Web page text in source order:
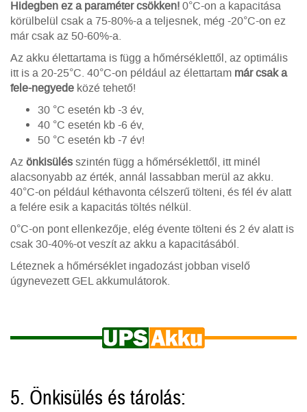
Hidegben ez a paraméter csökken!0°C-on a kapacitása
körülbelül csak a 75-80%-a a teljesnek, még -20°C-on ez
már csak az 50-60%-a.
Az akku élettartama is függ a hőmérséklettől, az optimális
itt is a 20-25°C. 40°C-on például az élettartam már csak a
fele-negyede közé tehető!
30 °C esetén kb -3 év,
40 °C esetén kb -6 év,
50 °C esetén kb -7 év!
Azönkisülésszintén függ a hőmérséklettől, itt minél
alacsonyabb az érték, annál lassabban merül az akku.
40°C-on például kéthavonta célszerű tölteni, és fél év alatt
a felére esik a kapacitás töltés nélkül.
0°C-on pont ellenkezője, elég évente tölteni és 2 év alatt is
csak 30-40%-ot veszít az akku a kapacitásából.
Léteznek a hőmérséklet ingadozást jobban viselő
úgynevezett GEL akkumulátorok.
5. Önkisülés és tárolás: